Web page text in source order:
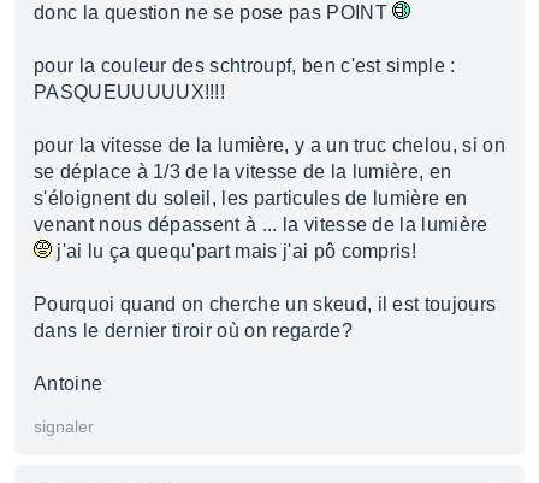
donc la question ne se pose pas POINT
pour la couleur des schtroupf, ben c'est simple :
PASQUEUUUUUX!!!!
pour la vitesse de la lumière, y a un truc chelou, si on
se déplace à 1/3 de la vitesse de la lumière, en
s'éloignent du soleil, les particules de lumière en
venant nous dépassent à ... la vitesse de la lumière
j'ai lu ça quequ'part mais j'ai pô compris!
Pourquoi quand on cherche un skeud, il est toujours
dans le dernier tiroir où on regarde?
Antoine
signaler